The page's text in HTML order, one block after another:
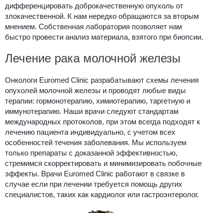
дифференцировать доброкачественную опухоль от
злокачественной. К нам нередко обращаются за вторым
мнением. Собственная лаборатория позволяет нам
быстро провести анализ материала, взятого при биопсии.
Лечение рака молочной железы
Онкологи Euromed Clinic разрабатывают схемы лечения
опухолей молочной железы и проводят любые виды
терапии: гормонотерапию, химиотерапию, таргетную и
иммунотерапию. Наши врачи следуют стандартам
международных протоколов, при этом всегда подходят к
лечению пациента индивидуально, с учетом всех
особенностей течения заболевания. Мы используем
только препараты с доказанной эффективностью,
стремимся скорректировать и минимизировать побочные
эффекты. Врачи Euromed Clinic работают в связке в
случае если при лечении требуется помощь других
специалистов, таких как кардиолог или гастроэнтеролог.